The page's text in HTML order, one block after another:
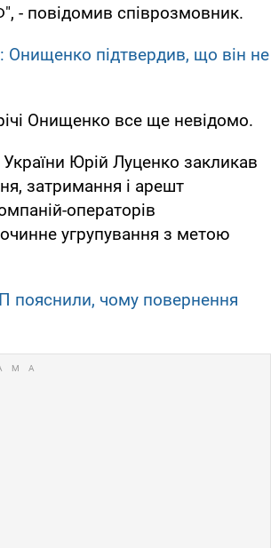
- повідомив співрозмовник.
Онищенко підтвердив, що він не
Онищенко все ще невідомо.
Юрій Луценко закликав
затримання і арешт
операторів
угрупування з метою
пояснили, чому повернення